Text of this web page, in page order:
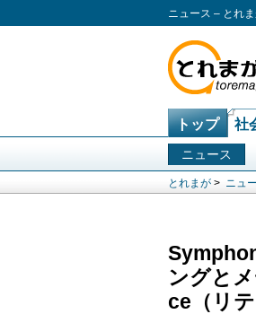
ニュース – とれ
トップ 社
ニュース
とれまが > ニュ
ングと
ce（リ